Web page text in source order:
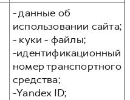
- данные об
использовании сайта;
- куки - файлы;
-идентификационный
номер транспортного
средства;
-Yandex ID;